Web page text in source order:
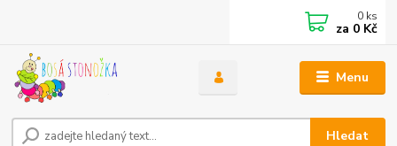
Menu
Hledat
0 ks
za 0 Kč